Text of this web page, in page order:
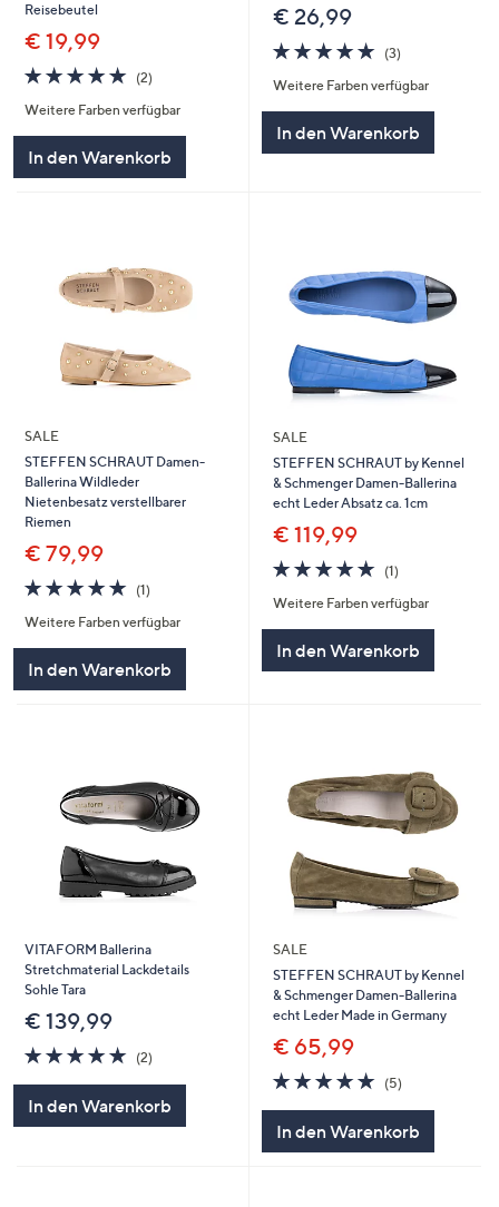
Reisebeutel
€ 19,99
5.0
von
5
(2)2
Weitere Farben verfügbar
In den Warenkorb
€ 26,99
5.0
von
5
(3)3
Weitere Farben verfügbar
In den Warenkorb
SALE
STEFFEN SCHRAUT Damen-
Ballerina Wildleder
Nietenbesatz verstellbarer
Riemen
€ 79,99
5.0
von
5
(1)1
Weitere Farben verfügbar
In den Warenkorb
SALE
STEFFEN SCHRAUT by Kennel
& Schmenger Damen-Ballerina
echt Leder Absatz ca. 1cm
€ 119,99
5.0
von
5
(1)1
Weitere Farben verfügbar
In den Warenkorb
VITAFORM Ballerina
Stretchmaterial Lackdetails
Sohle Tara
€ 139,99
5.0
von
5
(2)
In den Warenkorb
SALE
STEFFEN SCHRAUT by Kennel
& Schmenger Damen-Ballerina
echt Leder Made in Germany
€ 65,99
4.8
von
(5)5
In den Warenkorb